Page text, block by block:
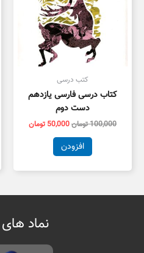
کتب درسی
کتاب درسی فارسی یازدهم
دست دوم
100,000تومان50,000 تومان
افزودن
نماد های